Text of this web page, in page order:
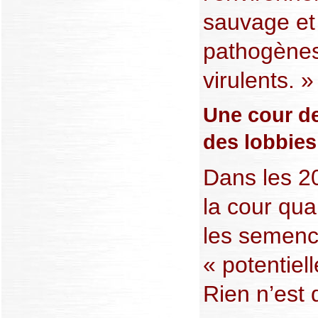
sauvage
virulents. »
Une cour
des
Dans les
la cour
les
«
Rien